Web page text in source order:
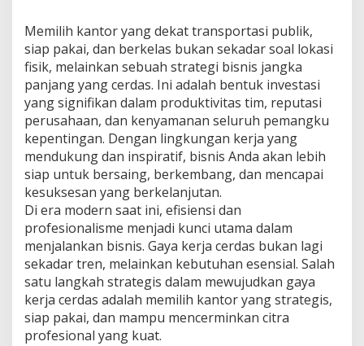
a
n
t
o
r
D
e
k
a
T
r
a
n
s
p
o
r
t
a
Memilih kantor yang dekat transportasi publik,
siap pakai, dan berkelas bukan sekadar soal lokasi
fisik, melainkan sebuah strategi bisnis jangka
panjang yang cerdas. Ini adalah bentuk investasi
yang signifikan dalam produktivitas tim, reputasi
perusahaan, dan kenyamanan seluruh pemangku
kepentingan. Dengan lingkungan kerja yang
mendukung dan inspiratif, bisnis Anda akan lebih
siap untuk bersaing, berkembang, dan mencapai
kesuksesan yang berkelanjutan.
Di era modern saat ini, efisiensi dan
profesionalisme menjadi kunci utama dalam
menjalankan bisnis. Gaya kerja cerdas bukan lagi
sekadar tren, melainkan kebutuhan esensial. Salah
satu langkah strategis dalam mewujudkan gaya
kerja cerdas adalah memilih kantor yang strategis,
siap pakai, dan mampu mencerminkan citra
profesional yang kuat.